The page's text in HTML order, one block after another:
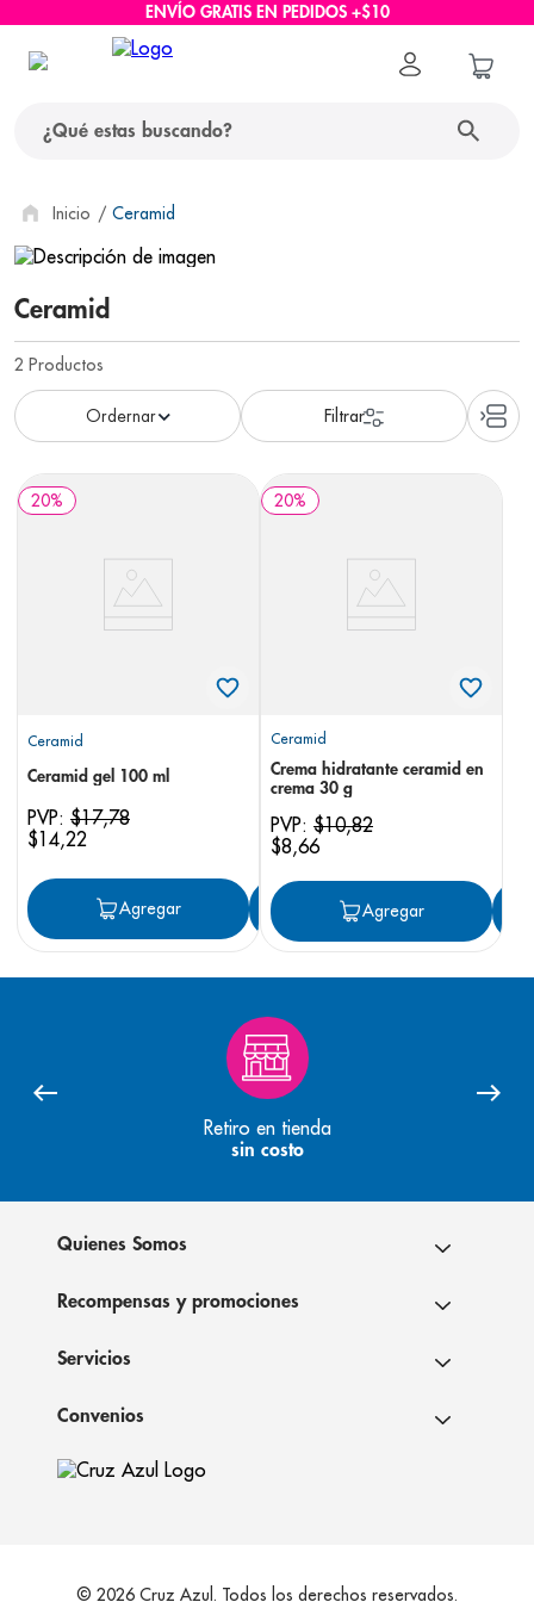
ENVÍO GRATIS EN PEDIDOS +$10
Ceramid
Ceramid
2 Productos
20%
Ceramid
Ceramid gel 100 ml
PVP: $17,78
$14,22
Agregar Agregar
20%
Ceramid
Crema hidratante ceramid en
crema 30 g
PVP: $10,82
$8,66
Agregar
Retiro en tienda
sin costo
Quienes Somos
Recompensas y promociones
Servicios
Convenios
© 2026 Cruz Azul. Todos los derechos reservados.
términos más buscados
1. protector solar
2. pañales
3
4. cerave
6. shampoo
7.
panolini
pediasure